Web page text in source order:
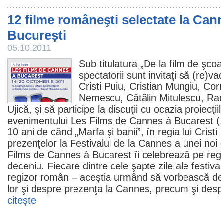
12 filme româneşti selectate la
Bucureşti
05.10.2011
Sub titulatura „De la film de
spectatorii sunt invitaţi să
Cristi Puiu, Cristian Mungiu,
Nemescu, Cătălin Mitulescu,
Ujică, şi să participe la discuţii cu ocazia
evenimentului Les Films de Cannes à Bucarest
10 ani de când „Marfa şi banii”, în regia lui
prezenţelor la Festivalul de la Cannes a unei
Films de Cannes à Bucarest îi celebrează pe
deceniu. Fiecare dintre cele şapte zile ale
regizor român – aceştia urmând să vorbească
lor şi despre prezenţa la Cannes, precum şi
citeşte